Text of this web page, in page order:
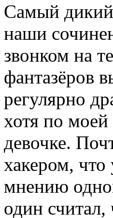
Самый дикий
наши
звонком на
фантазёров
регулярно
хотя по
девочке.
хакером,
мнению
один считал,